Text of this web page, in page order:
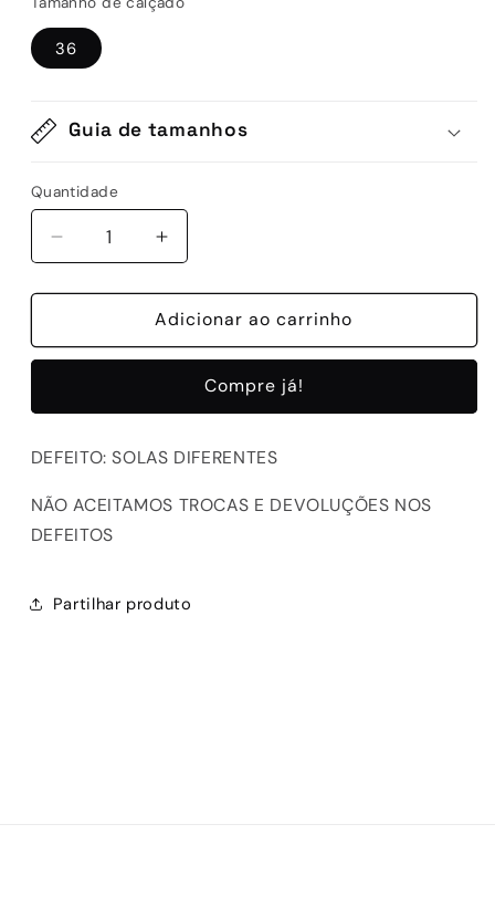
36
Guia de tamanhos
Quantidade
Quantidade
Diminuir
a
quantidade
D-
WHITE
Aumentar
a
quantidade
de
D-
WHITE
Adicionar ao carrinho
Compre já!
DEFEITO: SOLAS DIFERENTES
NÃO ACEITAMOS TROCAS E DEVOLUÇÕES NOS
DEFEITOS
Partilhar produto